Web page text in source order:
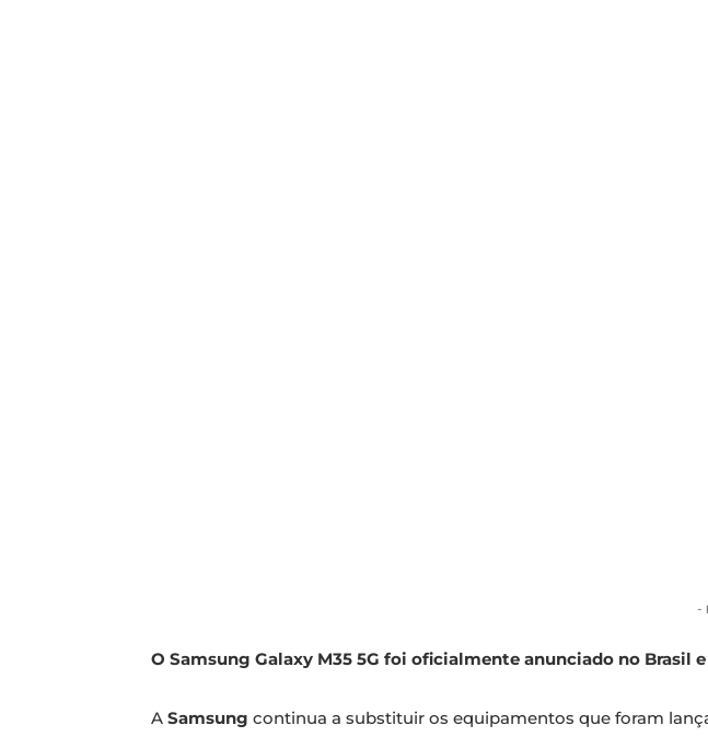
-
O Samsung Galaxy M35 5G foi oficialmente anunciado no Brasil
A Samsung continua a substituir os equipamentos que foram